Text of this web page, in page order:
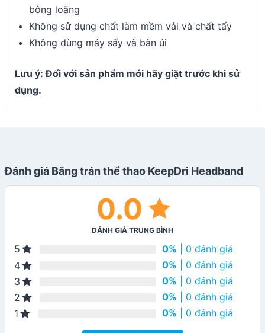
bông loãng
Không sử dụng chất làm mềm vải và chất tẩy
Không dùng máy sấy và bàn ủi
Lưu ý: Đối với sản phẩm mới hãy giặt trước khi sử
dụng.
Đánh giá Băng trán thể thao KeepDri Headband
0.0
ĐÁNH GIÁ TRUNG BÌNH
5 0% | 0 đánh giá
4
0% | 0 đánh giá
3
0% | 0 đánh giá
2
0% | 0 đánh giá
1
0% | 0 đánh giá